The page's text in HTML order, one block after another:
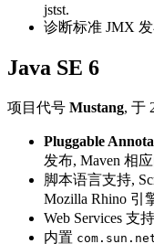
jstst.
诊断标准 JMX
Java SE 6
项目代号 Mustang, 于
Pluggable
发布, Maven 相
脚本语言支持,
Mozilla Rhino 引
Web Services 支
内置